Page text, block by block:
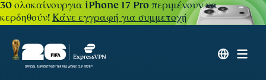
30 ολοκαίνουργια iPhone 17 Pro περιμένουν να
κερδηθούν!Κάνε εγγραφή για συμμετοχή